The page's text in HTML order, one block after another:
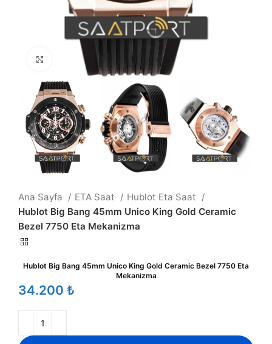
Büyütmek için tıklayın
Ana Sayfa ETA Saat
Hublot Eta Saat
Hublot Big Bang 45mm Unico King Gold Ceramic
Bezel 7750 Eta Mekanizma
Hublot Big Bang 45mm Unico King Gold Ceramic Bezel 7750 Eta
Mekanizma
₺